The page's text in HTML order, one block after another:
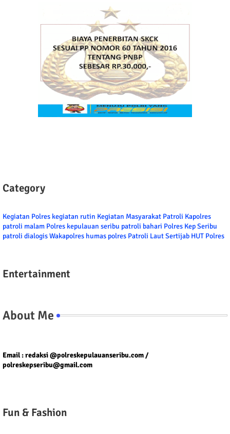
Category
Kegiatan Polres kegiatan rutin Kegiatan Masyarakat Patroli Kapolres
patroli malam Polres kepulauan seribu patroli bahari Polres Kep Seribu
patroli dialogisWakapolres humas polres Patroli LautSertijab HUT Polres
Entertainment
About Me
Email : redaksi @polreskepulauanseribu.com /
polreskepseribu@gmail.com
Fun & Fashion